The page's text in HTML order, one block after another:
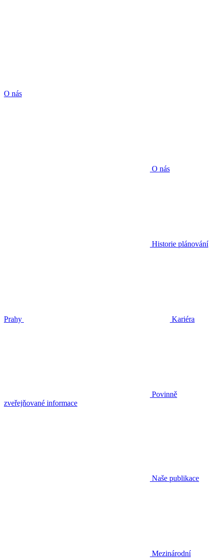
O nás
O nás
Historie plánování
Prahy Kariéra
Povinně
zveřejňované informace
Naše publikace
Mezinárodní